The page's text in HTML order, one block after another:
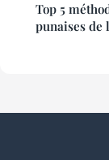
Top 5
punaises de